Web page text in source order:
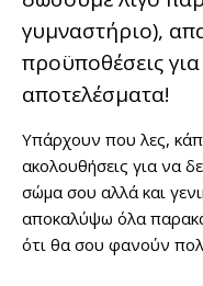
γυμναστήριο),
προϋποθέσεις
αποτελέσματα!
Υπάρχουν που λες,
ακολουθήσεις για να
σώμα σου αλλά και
αποκαλύψω όλα
ότι θα σου φανούν